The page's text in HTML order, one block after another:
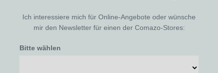
Ich interessiere mich für Online-Angebote oder wünsche
mir den Newsletter für einen der Comazo-Stores:
Bitte wählen